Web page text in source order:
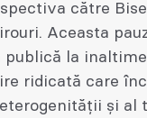
către
Aceasta
publică la
ridicată care
și al